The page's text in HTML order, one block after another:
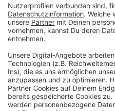
Erste Warnstreiks im
Verdi zieht mit Warnstreiks
ÖPNV-Tarifkonflikt
Anzeige